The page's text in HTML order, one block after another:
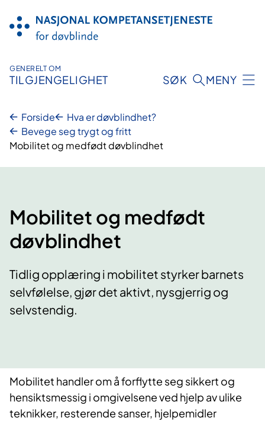
innhold
GENERELT OM
TILGJENGELIGHET SØK MENY
Forside
Hva er døvblindhet?
Bevege seg trygt og fritt
Mobilitet og medfødt døvblindhet
Mobilitet og medfødt
døvblindhet
Tidlig opplæring i mobilitet styrker barnets
selvfølelse, gjør det aktivt, nysgjerrig og
selvstendig.
Mobilitet handler om å forflytte seg sikkert og
hensiktsmessig i omgivelsene ved hjelp av ulike
teknikker, resterende sanser, hjelpemidler